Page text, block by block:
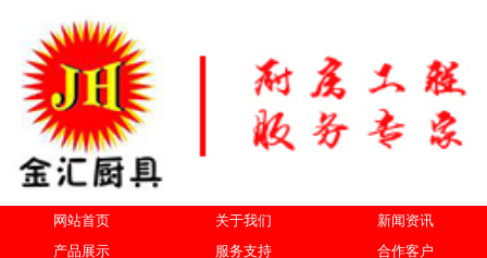
网站首页 关于我们
新闻资讯
产品展示
服务支持 合作客户